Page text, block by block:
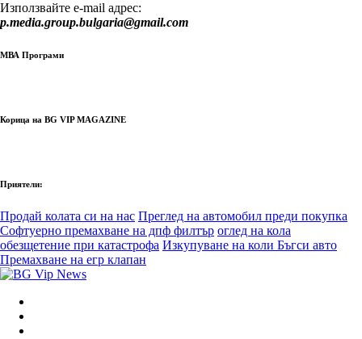
Използвайте e-mail адрес:
p.media.group.bulgaria@gmail.com
МВА Програми
Корица на BG VIP MAGAZINE
Приятели:
Продай колата си на нас Преглед на автомобил преди покупка
Софтуерно премахване на дпф филтър оглед на кола
обезщетение при катастрофа Изкупуване на коли Бъгси авто
Премахване на егр клапан